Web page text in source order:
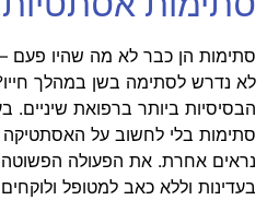
סתימות הן כבר לא מה שהיו פעם
לא נדרש לסתימה בשן במהלך
הבסיסיות ביותר ברפואת שיניים.
סתימות בלי לחשוב על האסתטיקה
נראים אחרת. את הפעולה
בעדינות וללא כאב למטופל